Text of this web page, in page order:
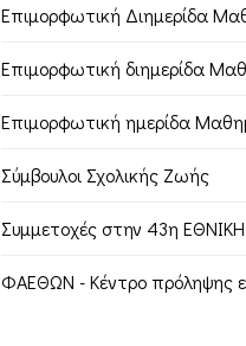
Επιμορφωτική Διημερίδα
Επιμορφωτική διημερίδα
Επιμορφωτική ημερίδα
Σύμβουλοι Σχολικής Ζωής
Συμμετοχές στην 43η
ΦΑΕΘΩΝ - Κέντρο πρόληψης